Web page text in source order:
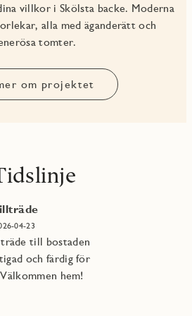
villkor i Skölsta backe. Moderna
alla med äganderätt och
tomter.
om projektet
04-23
till bostaden
och färdig för
hem!